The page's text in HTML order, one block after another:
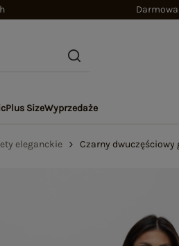
Plus SizeWyprzedaże
eleganckie Czarny